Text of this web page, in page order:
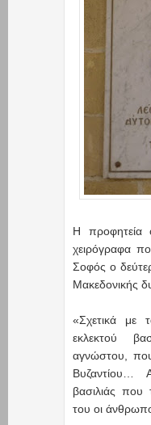
Η προφητεία
χειρόγραφα
Σοφός ο
Μακεδονικής
«Σχετικά με
εκλεκτού
αγνώστου,
Βυζαντίου…
βασιλιάς που
του οι